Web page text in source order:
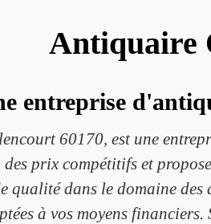
Antiquaire
entreprise
60170, est une
prix compétitifs et
qualité dans le domaine
à vos moyens financiers.